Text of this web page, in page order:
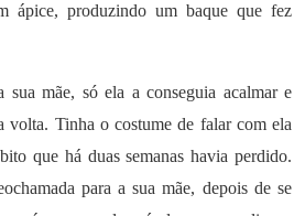
ápice, produzindo um baque que fez
sua mãe, só ela a conseguia acalmar e
volta. Tinha o costume de falar com ela
que há duas semanas havia perdido.
para a sua mãe, depois de se